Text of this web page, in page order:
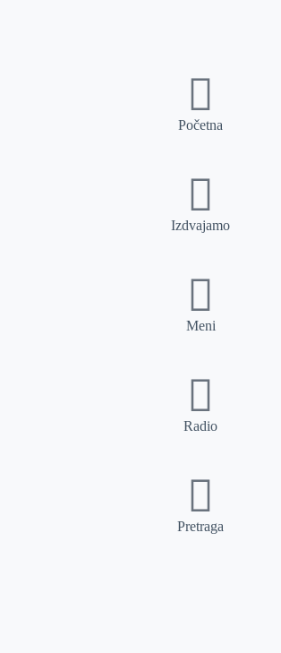
Početna
Izdvajamo
Meni
Radio
Pretraga